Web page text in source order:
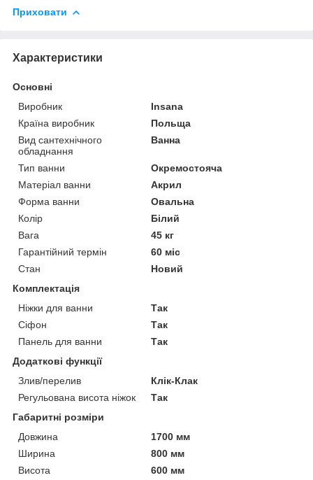
Приховати
Характеристики
Основні
Виробник
Insana
Країна виробник
Польща
Вид сантехнічного
обладнання
Ванна
Тип ванни
Окремостояча
Матеріал ванни
Акрил
Форма ванни
Овальна
Колір
Білий
Вага
45 кг
Гарантійний термін
60 міс
Стан
Новий
Комплектація
Ніжки для ванни
Так
Сіфон
Так
Панель для ванни
Так
Додаткові функції
Злив/перелив
Клік-Клак
Регульована висота ніжок
Так
Габаритні розміри
Довжина
1700 мм
Ширина
800 мм
Висота
600 мм